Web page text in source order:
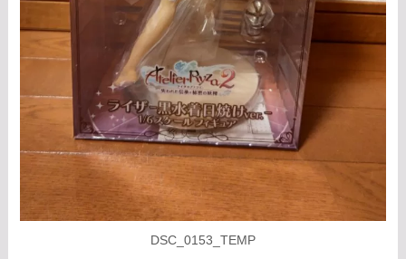
DSC_0153_TEMP